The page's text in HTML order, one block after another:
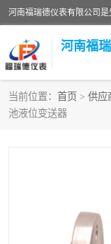
河南福
当前位置： 首页 > 供应
池液位变送器
液位计
差压变送器